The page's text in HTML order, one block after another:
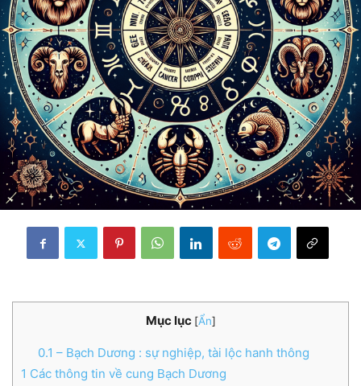
Mục lục [Ẩn]
0.1 – Bạch Dương : sự nghiệp, tài lộc hanh thông
1 Các thông tin về cung Bạch Dương